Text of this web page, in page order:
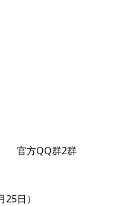
官方QQ群2群
日）